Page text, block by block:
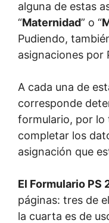
alguna de estas
“Maternidad” o “
Pudiendo,
asignaciones por
A cada una de
corresponde
formulario, por lo
completar los
asignación que
El Formulario PS
páginas: tres de
la cuarta es de